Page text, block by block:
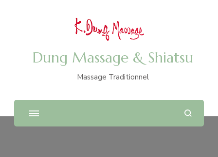
Dung Massage & Shiatsu
Massage Traditionnel